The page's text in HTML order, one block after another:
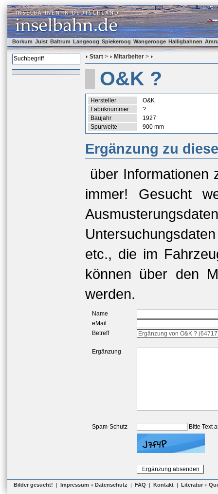
Borkum Juist Baltrum Langeoog Spiekeroog Wangerooge Halligbahnen
Start > Mitarbeiter >
O&K ?
Hersteller
O&K
Fabriknummer
?
Baujahr
1927
Spurweite
900 mm
Ergänzung zu
über Informationen
immer! Gesucht
etc., die im
können über den
werden.
Name
eMail
Betreff
Ergänzung
Spam-Schutz Bitte Text
Bilder gesucht! | Impressum + Datenschutz | FAQ | Kontakt | Literatur +